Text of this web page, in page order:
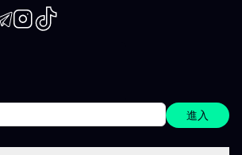
型一天 簡單舉例，一天會收到什麼： 07:45
基調。 09:12 今日規劃，CAC 40 確定關鍵
效點。 14:30 中期簡報，黃金 趨勢形成時，
Telegram
Instagram
進入